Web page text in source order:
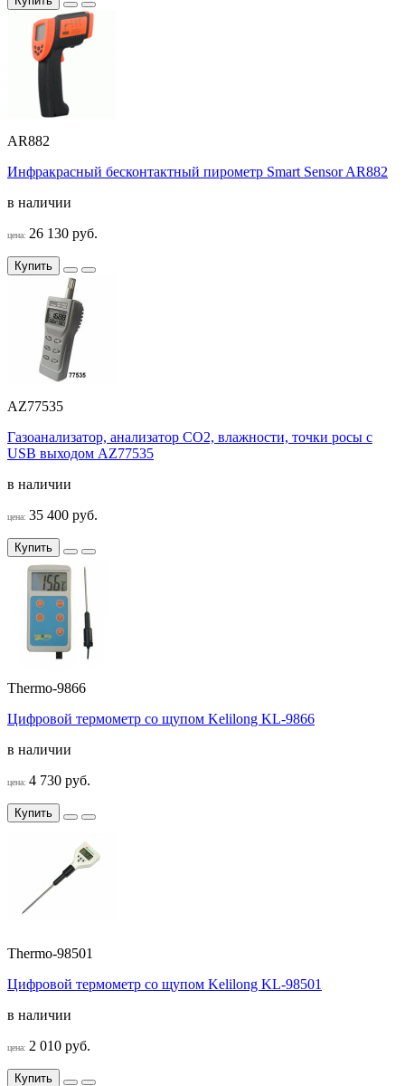
AR882
Инфракрасный бесконтактный пирометр Smart Sensor AR882
в наличии
цена: 26 130 руб.
Купить
AZ77535
Газоанализатор, анализатор CO2, влажности, точки росы с
USB выходом AZ77535
в наличии
цена: 35 400 руб.
Купить
Thermo-9866
Цифровой термометр со щупом Kelilong KL-9866
в наличии
цена: 4 730 руб.
Купить
Thermo-98501
Цифровой термометр со щупом Kelilong KL-98501
в наличии
цена: 2 010 руб.
Купить